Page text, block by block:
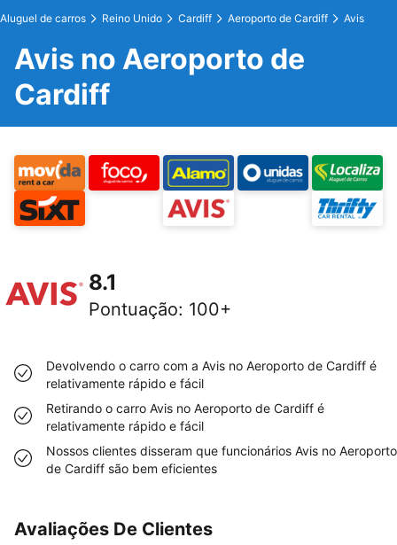
Aluguel de carros Reino Unido Cardiff Aeroporto de Cardiff Avis
Avis no Aeroporto de
Cardiff
8.1
Pontuação: 100+
Devolvendo o carro com a Avis no Aeroporto de Cardiff é
relativamente rápido e fácil
Retirando o carro Avis no Aeroporto de Cardiff é
relativamente rápido e fácil
Nossos clientes disseram que funcionários Avis no Aeroporto
de Cardiff são bem eficientes
Avaliações De Clientes